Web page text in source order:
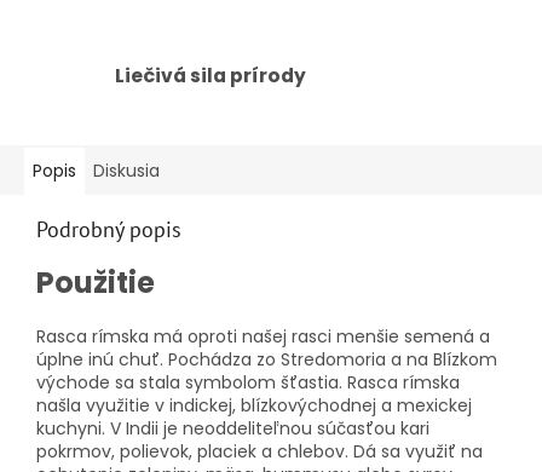
Liečivá sila prírody
Popis Diskusia
Podrobný popis
Použitie
Rasca rímska má oproti našej rasci menšie semená a
úplne inú chuť. Pochádza zo Stredomoria a na Blízkom
východe sa stala symbolom šťastia. Rasca rímska
našla využitie v indickej, blízkovýchodnej a mexickej
kuchyni. V Indii je neoddeliteľnou súčasťou kari
pokrmov, polievok, placiek a chlebov. Dá sa využiť na